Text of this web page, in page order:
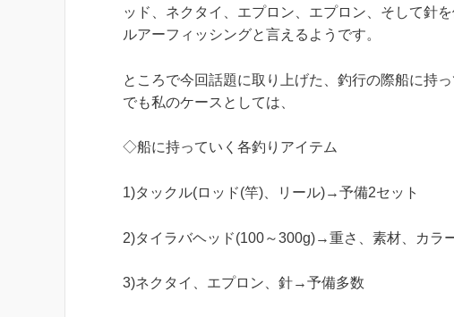
ッド、ネクタイ、エプロン、エプロン、そして針
ルアーフィッシングと言えるようです。
ところで今回話題に取り上げた、釣行の際船に持
でも私のケースとしては、
◇船に持っていく各釣りアイテム
1)タックル(ロッド(竿)、リール)→予備2セット
2)タイラバヘッド(100～300g)→重さ、素材、カラ
3)ネクタイ、エプロン、針→予備多数